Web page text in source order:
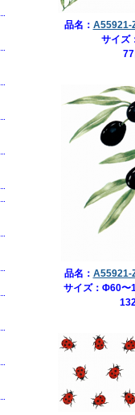
品名： A55921-
サイズ
品名： A55921-
サイズ：Φ60〜